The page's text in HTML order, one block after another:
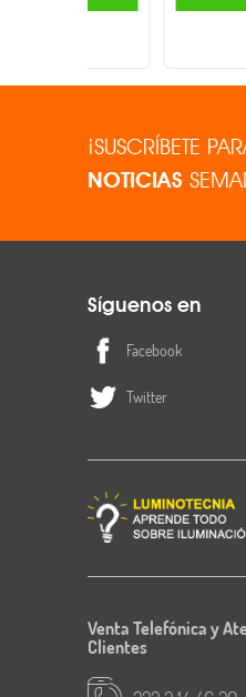
¡SUSCRÍBETE
NOTICIAS
Síguenos en
Facebook
Twitter
Venta Telefónica y
Clientes